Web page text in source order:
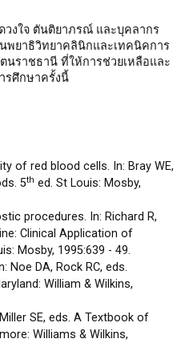
งใจ ตันติยาภรณ์ และบุคลากร
พยาธิวิทยาคลินิกและเทคนิคการ
นราชธานี ที่ให้การช่วยเหลือและ
รศึกษาครั้งนี้
of red blood cells. In: Bray WE,
5th ed. St Louis: Mosby,
procedures. In: Richard R,
Clinical Application of
Mosby, 1995:639 - 49.
Noe DA, Rock RC, eds.
William & Wilkins,
SE, eds. A Textbook of
Williams & Wilkins,